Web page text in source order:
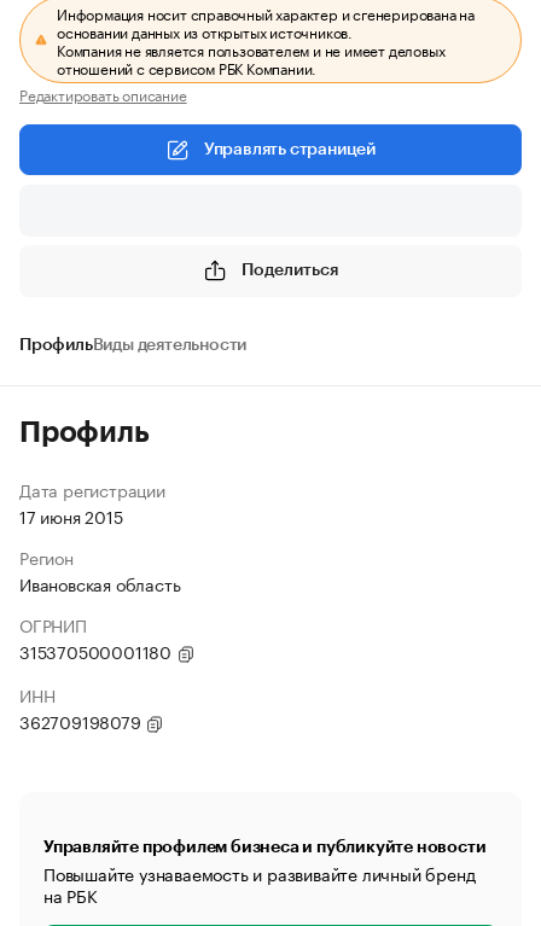
Информация носит справочный характер и сгенерирована на
основании данных из открытых источников.
Компания не является пользователем и не имеет деловых
отношений с сервисом РБК Компании.
Редактировать описание
Управлять страницей
Поделиться
ПрофильВиды деятельности
Профиль
Дата регистрации
17 июня 2015
Регион
Ивановская область
ОГРНИП
315370500001180
ИНН
362709198079
Управляйте профилем бизнеса и публикуйте новости
Повышайте узнаваемость и развивайте личный бренд
на РБК